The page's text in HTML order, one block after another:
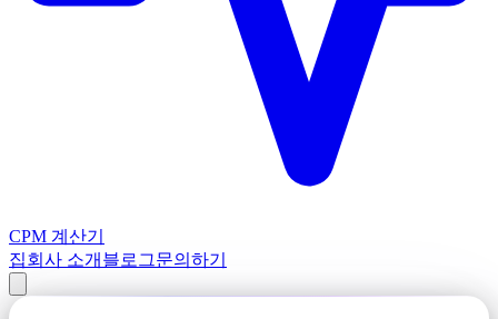
CPM 계산기
집회사 소개 블로그문의하기